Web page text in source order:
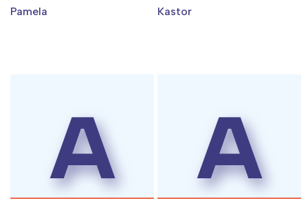
Pamela Kastor
A A
Wszystkie